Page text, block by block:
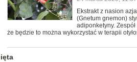
Ekstrakt z nasion
(Gnetum gnemon)
adiponketyny.
że będzie to można wykorzystać w terapii